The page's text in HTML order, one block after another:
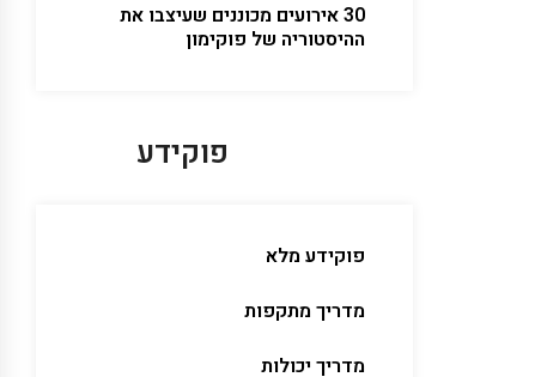
30 אירועים מכוננים שעיצבו את
ההיסטוריה של פוקימון
פוקידע
פוקידע מלא
מדריך מתקפות
מדריך יכולות